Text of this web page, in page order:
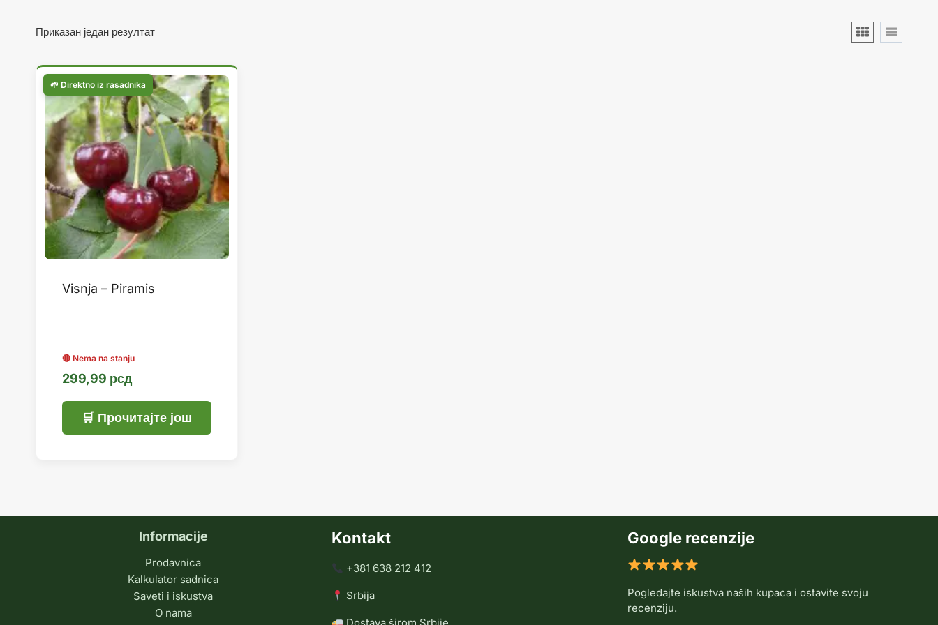
Приказан један резултат
Visnja – Piramis
299,99 рсд
Прочитајте још
Informacije
Prodavnica
Kalkulator sadnica
Saveti i iskustva
O nama
Kontakt
+381 638 212 412
Srbija
Google recenzije
Pogledajte iskustva naših kupaca i ostavite svoju
recenziju.